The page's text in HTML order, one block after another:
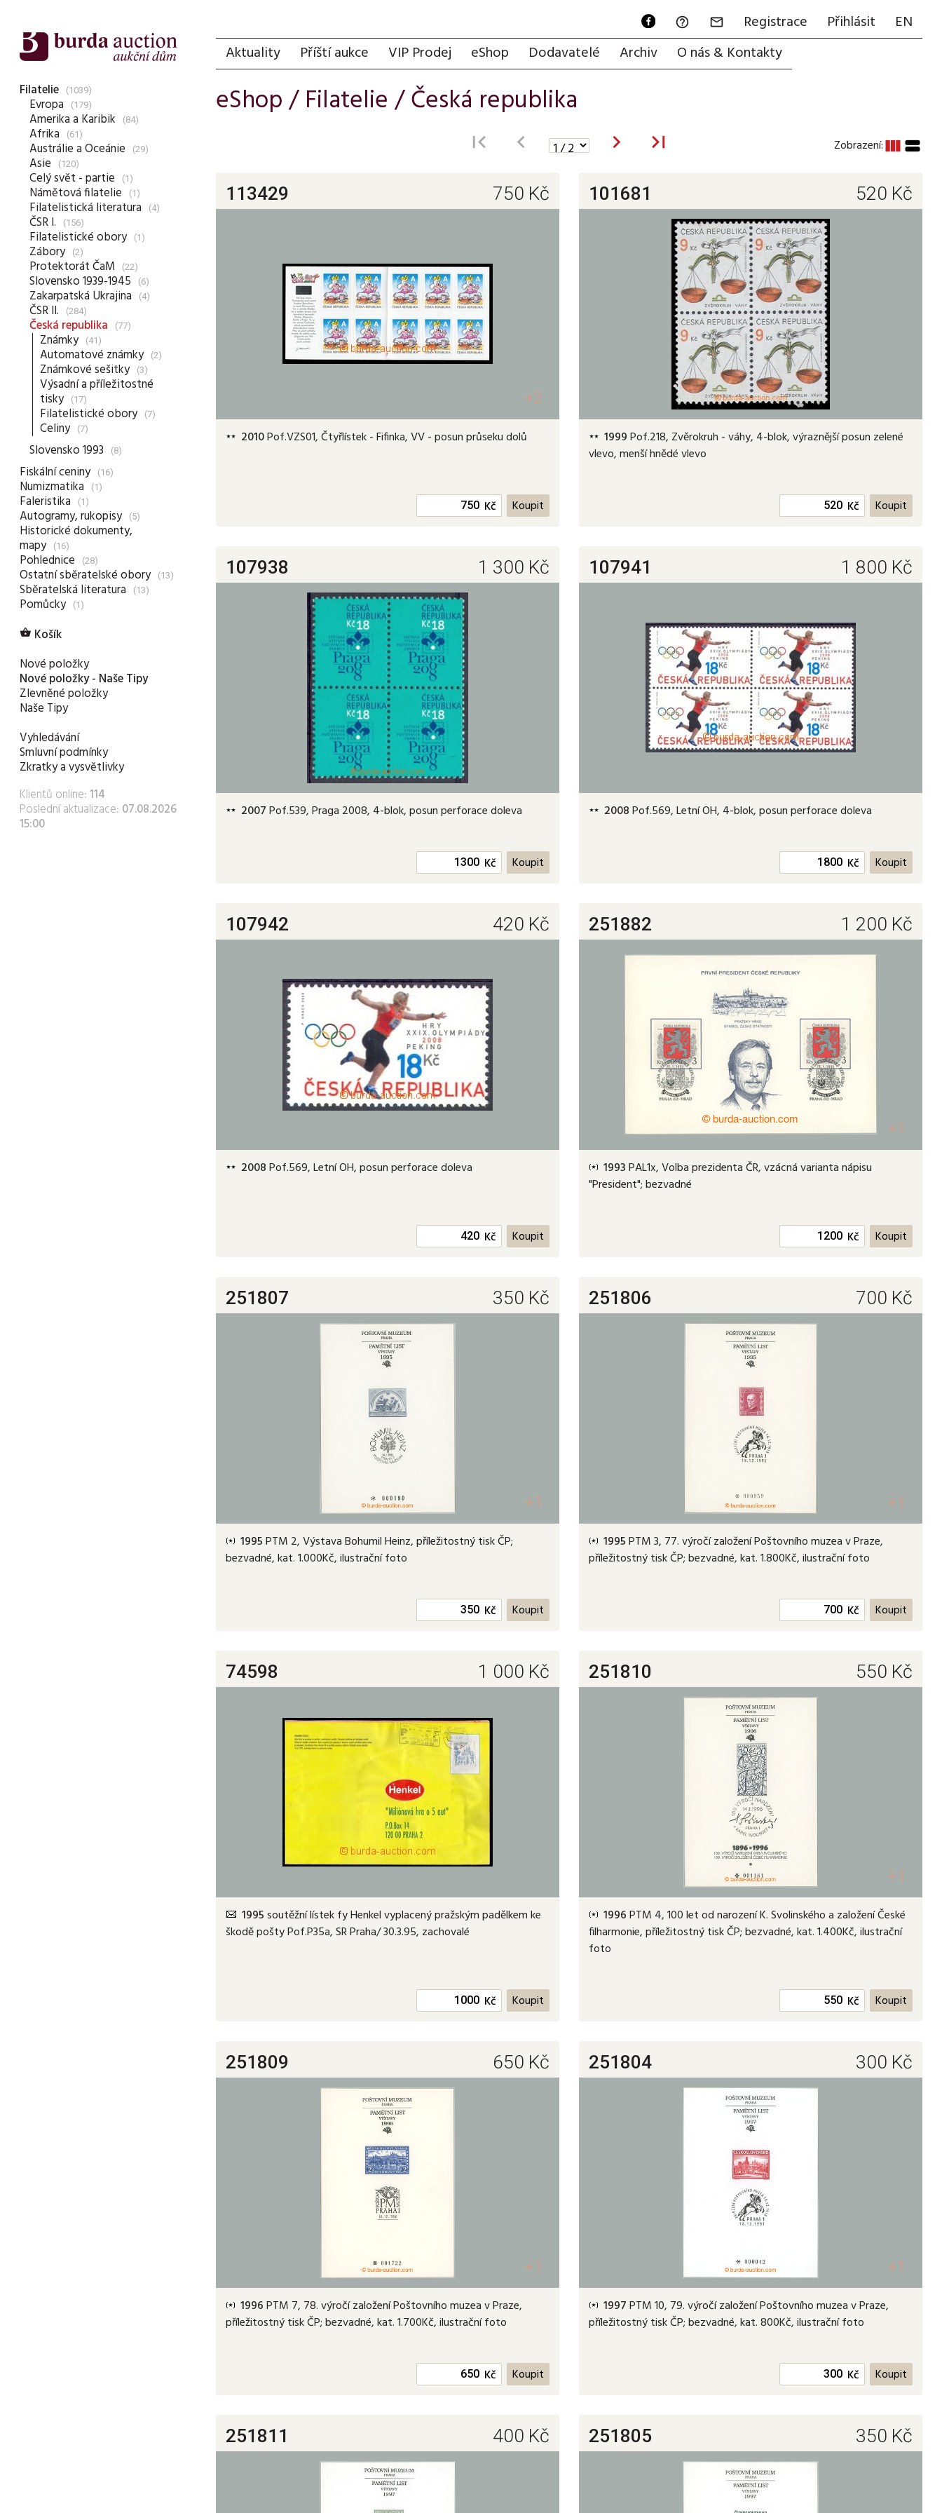
Filatelie (1039)
Evropa (179)
Amerika a Karibik (84)
Afrika (61)
Austrálie a Oceánie (29)
Asie (120)
Celý svět - partie (1)
Námětová filatelie (1)
Filatelistická literatura (4)
ČSR I. (156)
Filatelistické obory (1)
Zábory (2)
Protektorát ČaM (22)
Slovensko 1939-1945 (6)
Zakarpatská Ukrajina (4)
ČSR II. (284)
Česká republika (77)
Známky (41)
Automatové známky (2)
Známkové sešitky (3)
Výsadní a příležitostné
tisky (17)
Filatelistické obory (7)
Celiny (7)
Slovensko 1993 (8)
Fiskální ceniny (16)
Numizmatika (1)
Faleristika (1)
Autogramy, rukopisy (5)
Historické dokumenty,
mapy (16)
Pohlednice (28)
Ostatní sběratelské obory (13)
Sběratelská literatura (13)
Pomůcky (1)
 Košík
Nové položky
Nové položky - Naše Tipy
Zlevněné položky
Naše Tipy
Vyhledávání
Smluvní podmínky
Zkratky a vysvětlivky
Klientů online:114
Poslední aktualizace: 07.08.2026
15:00
  Registrace Přihlásit
EN
Aktuality
Příští aukce VIP Prodej eShop Dodavatelé Archiv O nás & Kontakty
eShop /Filatelie/Česká republika
    Zobrazení:view_column view_stream
113429 750 Kč
+2
2010Pof.VZS01, Čtyřlístek - Fifinka, VV - posun průseku dolů
Kč
101681 520 Kč
1999Pof.218, Zvěrokruh - váhy, 4-blok, výraznější posun zelené
vlevo, menší hnědé vlevo
Kč
107938 1 300 Kč
2007Pof.539, Praga 2008, 4-blok, posun perforace doleva
Kč
107941 1 800 Kč
2008Pof.569, Letní OH, 4-blok, posun perforace doleva
Kč
107942 420 Kč
2008Pof.569, Letní OH, posun perforace doleva
Kč
251882 1 200 Kč
+1
1993PAL1x, Volba prezidenta ČR, vzácná varianta nápisu
"President"; bezvadné
Kč
251807 350 Kč
+1
1995PTM 2, Výstava Bohumil Heinz, příležitostný tisk ČP;
bezvadné, kat. 1.000Kč, ilustrační foto
Kč
251806 700 Kč
+1
1995PTM 3, 77. výročí založení Poštovního muzea v Praze,
příležitostný tisk ČP; bezvadné, kat. 1.800Kč, ilustrační foto
Kč
74598 1 000 Kč
1995soutěžní lístek fy Henkel vyplacený pražským padělkem ke
škodě pošty Pof.P35a, SR Praha/ 30.3.95, zachovalé
Kč
251810 550 Kč
+1
1996PTM 4, 100 let od narození K. Svolinského a založení České
filharmonie, příležitostný tisk ČP; bezvadné, kat. 1.400Kč, ilustrační
foto
Kč
251809 650 Kč
+1
1996PTM 7, 78. výročí založení Poštovního muzea v Praze,
příležitostný tisk ČP; bezvadné, kat. 1.700Kč, ilustrační foto
Kč
251804 300 Kč
+1
1997PTM 10, 79. výročí založení Poštovního muzea v Praze,
příležitostný tisk ČP; bezvadné, kat. 800Kč, ilustrační foto
Kč
251811 400 Kč 251805 350 Kč